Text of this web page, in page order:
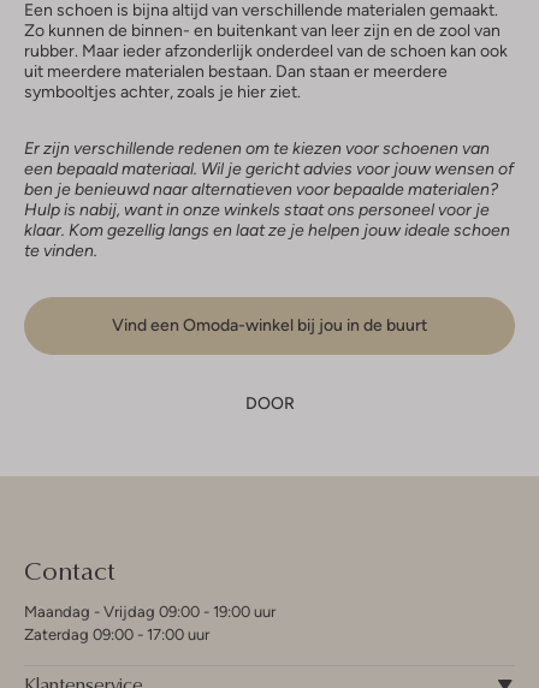
Een schoen is bijna altijd van verschillende materialen gemaakt.
Zo kunnen de binnen- en buitenkant van leer zijn en de zool van
rubber. Maar ieder afzonderlijk onderdeel van de schoen kan ook
uit meerdere materialen bestaan. Dan staan er meerdere
symbooltjes achter, zoals je hier ziet.
Er zijn verschillende redenen om te kiezen voor schoenen van
een bepaald materiaal. Wil je gericht advies voor jouw wensen of
ben je benieuwd naar alternatieven voor bepaalde materialen?
Hulp is nabij, want in onze winkels staat ons personeel voor je
klaar. Kom gezellig langs en laat ze je helpen jouw ideale schoen
te vinden.
Vind een Omoda-winkel bij jou in de buurt
DOOR
Contact
Maandag - Vrijdag 09:00 - 19:00 uur
Zaterdag 09:00 - 17:00 uur